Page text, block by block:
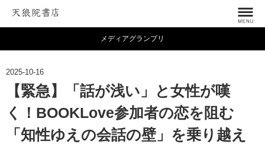
メディアグランプリ
2025-10-16
【緊急】「話が浅い」と女性が嘆
く！BOOKLove参加者の恋を阻む
「知性ゆえの会話の壁」を乗り越え